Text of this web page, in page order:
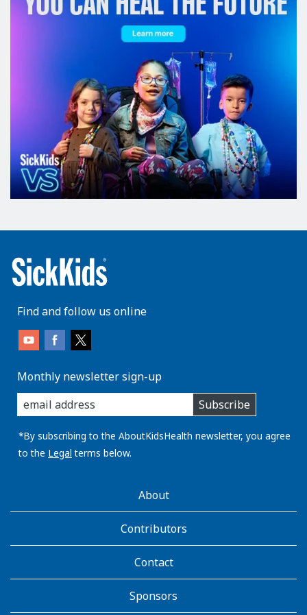
Find and follow us online
Monthly newsletter sign-up
enter
you
email
address:
Subscribe
*By subscribing to the AboutKidsHealth newsletter, you agree
to the Legal terms below.
AboutKidsHealthAbout
Contributors
Contact
Sponsors